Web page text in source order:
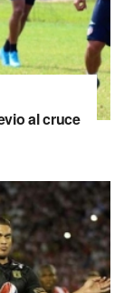
al cruce